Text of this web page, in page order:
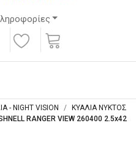
- NIGHT VISION
ΚΥΑΛΙΑ ΝΥΚΤΟΣ
RANGER VIEW 260400 2.5x42